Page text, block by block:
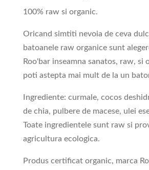
100% raw si organic.
Oricand simtiti nevoia de ceva
batoanele raw organice sunt
Roo'bar inseamna sanatos, raw, si
poti astepta mai mult de la un
Ingrediente: curmale, cocos
de chia, pulbere de macese, ulei
Toate ingredientele sunt raw si
agricultura ecologica.
Produs certificat organic, marca